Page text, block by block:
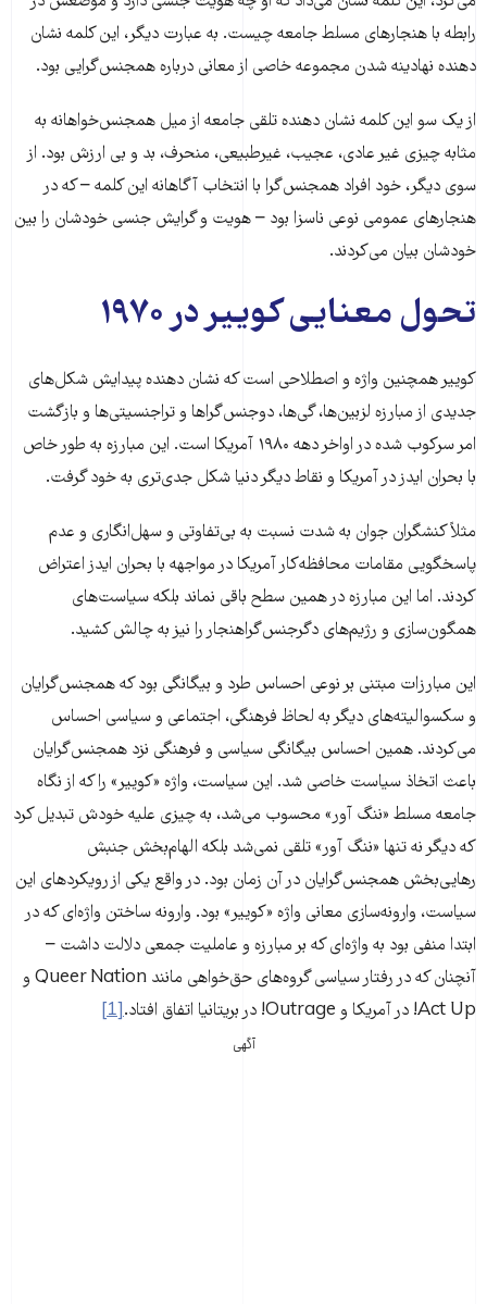
رابطه با هنجارهای مسلط جامعه چیست. به عبارت دیگر، این کلمه نشان
دهنده نهادینه شدن مجموعه خاصی از معانی درباره همجنس‌گرایی بود.
از یک سو این کلمه نشان دهنده تلقی جامعه از میل همجنس‌خواهانه به
مثابه چیزی غیر عادی، عجیب، غیرطبیعی، منحرف، بد و بی ارزش بود. از
سوی دیگر، خود افراد همجنس‌گرا با انتخاب آگاهانه این کلمه – که در
هنجارهای عمومی نوعی ناسزا بود – هویت و گرایش جنسی خودشان را بین
خودشان بیان می‌کردند.
تحول معنایی کوییر در ۱۹۷۰
کوییر همچنین واژه و اصطلاحی است که نشان دهنده پیدایش شکل‌های
جدیدی از مبارزه لزبین‌ها، گی‌ها، دوجنس‌گراها و تراجنسیتی‌ها و بازگشت
امر سرکوب شده در اواخر دهه ۱۹۸۰ آمریکا است. این مبارزه به طور خاص
با بحران ایدز در آمریکا و نقاط دیگر دنیا شکل جدی‌تری به خود گرفت.
مثلاً کنشگران جوان به شدت نسبت به بی‌تفاوتی و سهل‌انگاری و عدم
پاسخگویی مقامات محافظه‌کار آمریکا در مواجهه با بحران ایدز اعتراض
کردند. اما این مبارزه در همین سطح باقی نماند بلکه سیاست‌های
همگون‌سازی و رژیم‌های دگرجنس‌گراهنجار را نیز به چالش کشید.
این مبارزات مبتنی بر نوعی احساس طرد و بیگانگی بود که همجنس‌گرایان
و سکسوالیته‌های دیگر به لحاظ فرهنگی، اجتماعی و سیاسی احساس
می‌کردند. همین احساس بیگانگی سیاسی و فرهنگی نزد همجنس‌گرایان
باعث اتخاذ سیاست خاصی شد. این سیاست، واژه «کوییر» را که از نگاه
جامعه مسلط «ننگ آور» محسوب می‌شد، به چیزی علیه خودش تبدیل کرد
که دیگر نه تنها «ننگ آور» تلقی نمی‌شد بلکه الهام‌بخش جنبش
رهایی‌بخش همجنس‌گرایان در آن زمان بود. در واقع یکی از رویکردهای این
سیاست، وارونه‌سازی معانی واژه «کوییر» بود. وارونه ساختن واژه‌ای که در
ابتدا منفی بود به واژه‌ای که بر مبارزه و عاملیت جمعی دلالت داشت –
آنچنان که در رفتار سیاسی گروه‌های حق‌خواهی مانند Queer Nation و
Act Up! در آمریکا و Outrage! در بریتانیا اتفاق افتاد.
[1]
آگهی